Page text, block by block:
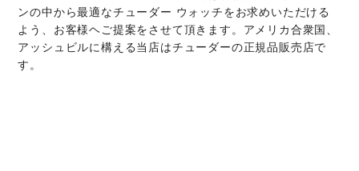
ンの中から最適なチューダー ウォッチをお求めいただける
よう、お客様ヘご提案をさせて頂きます。アメリカ合衆国、
アッシュビルに構える当店はチューダーの正規品販売店で
す。